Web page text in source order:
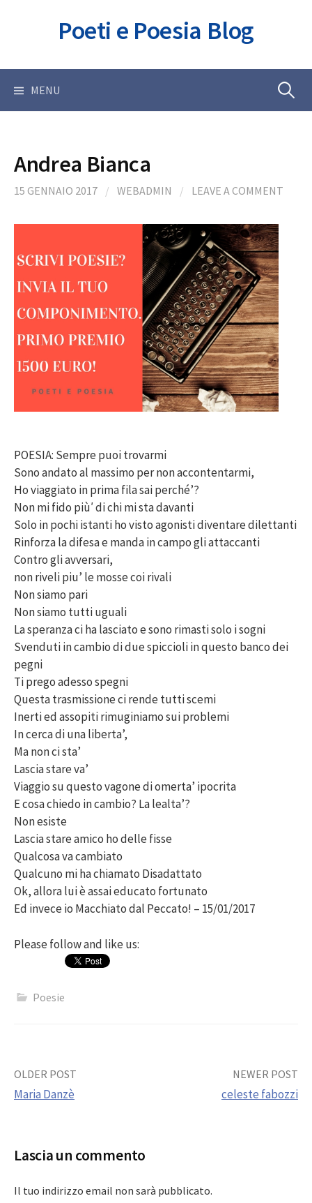
Poeti e Poesia Blog
MENU Ricerca
Andrea Bianca
15 GENNAIO 2017 / WEBADMIN / LEAVE A COMMENT
POESIA: Sempre puoi trovarmi
Sono andato al massimo per non accontentarmi,
Ho viaggiato in prima fila sai perché’?
Non mi fido più′ di chi mi sta davanti
Solo in pochi istanti ho visto agonisti diventare dilettanti
Rinforza la difesa e manda in campo gli attaccanti
Contro gli avversari,
non riveli piu’ le mosse coi rivali
Non siamo pari
Non siamo tutti uguali
La speranza ci ha lasciato e sono rimasti solo i sogni
Svenduti in cambio di due spiccioli in questo banco dei
pegni
Ti prego adesso spegni
Questa trasmissione ci rende tutti scemi
Inerti ed assopiti rimuginiamo sui problemi
In cerca di una liberta’,
Ma non ci sta’
Lascia stare va’
Viaggio su questo vagone di omerta’ ipocrita
E cosa chiedo in cambio? La lealta’?
Non esiste
Lascia stare amico ho delle fisse
Qualcosa va cambiato
Qualcuno mi ha chiamato Disadattato
Ok, allora lui è assai educato fortunato
Ed invece io Macchiato dal Peccato! – 15/01/2017
Please follow and like us:
Poesie
Post
OLDER POST
Maria Danzè
NEWER POST
celeste fabozzi
Lascia un commento
Il tuo indirizzo email non sarà pubblicato.